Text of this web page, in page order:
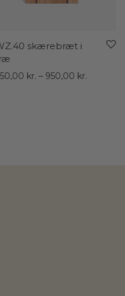
skærebræt i
kr. – 950,00 kr.